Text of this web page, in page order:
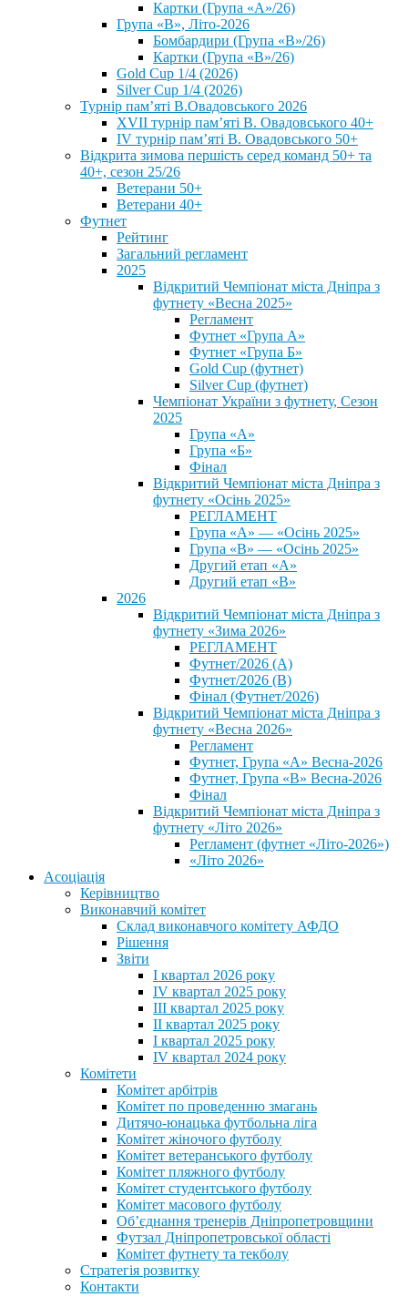
Картки (Група «А»/26)
Група «В», Літо-2026
Бомбардири (Група «В»/26)
Картки (Група «В»/26)
Gold Cup 1/4 (2026)
Silver Cup 1/4 (2026)
Турнір пам’яті В.Овадовського 2026
XVII турнір пам’яті В. Овадовського 40+
IV турнір пам’яті В. Овадовського 50+
Відкрита зимова першість серед команд 50+ та
40+, сезон 25/26
Ветерани 50+
Ветерани 40+
Футнет
Рейтинг
Загальний регламент
2025
Відкритий Чемпіонат міста Дніпра з
футнету «Весна 2025»
Регламент
Футнет «Група А»
Футнет «Група Б»
Gold Cup (футнет)
Silver Cup (футнет)
Чемпіонат України з футнету, Сезон
2025
Група «А»
Група «Б»
Фінал
Відкритий Чемпіонат міста Дніпра з
футнету «Осінь 2025»
РЕГЛАМЕНТ
Група «А» — «Осінь 2025»
Група «В» — «Осінь 2025»
Другий етап «А»
Другий етап «В»
2026
Відкритий Чемпіонат міста Дніпра з
футнету «Зима 2026»
РЕГЛАМЕНТ
Футнет/2026 (А)
Футнет/2026 (В)
Фінал (Футнет/2026)
Відкритий Чемпіонат міста Дніпра з
футнету «Весна 2026»
Регламент
Футнет, Група «А» Весна-2026
Футнет, Група «В» Весна-2026
Фінал
Відкритий Чемпіонат міста Дніпра з
футнету «Літо 2026»
Регламент (футнет «Літо-2026»)
«Літо 2026»
Асоціація
Керівництво
Виконавчий комітет
Склад виконавчого комітету АФДО
Рішення
Звіти
I квартал 2026 року
IV квартал 2025 року
III квартал 2025 року
II квартал 2025 року
I квартал 2025 року
IV квартал 2024 року
Комітети
Комітет арбітрів
Комітет по проведенню змагань
Дитячо-юнацька футбольна ліга
Комітет жіночого футболу
Комітет ветеранського футболу
Комітет пляжного футболу
Комітет студентського футболу
Комітет масового футболу
Обʼєднання тренерів Дніпропетровщини
Футзал Дніпропетровської області
Комітет футнету та текболу
Стратегія розвитку
Контакти